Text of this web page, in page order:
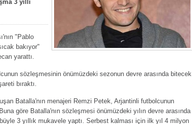
3 yıllı
"Pablo
bakıyor"
yarattı.
sözleşmesinin önümüzdeki sezonun devre arasında bitecek
bıraktı.
Batalla'nın menajeri Remzi Petek, Arjantinli futbolcunun
göre Batalla'nın sözleşmesi önümüzdeki yılın devre arasında
3 yıllık mukavele yaptı. Serbest kalması için ilk yıl 4 milyon